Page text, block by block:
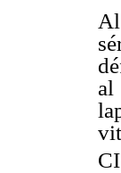
al